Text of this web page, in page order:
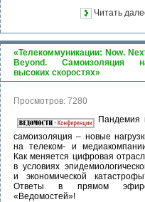
Читать
«Телекоммуникации: Now.
Beyond. Самоизоляция
высоких скоростях»
Просмотров: 7280
Пандемия
самоизоляция – новые
на телеком- и
Как меняется цифровая
в условиях
и экономической
Ответы в прямом
«Ведомостей»!